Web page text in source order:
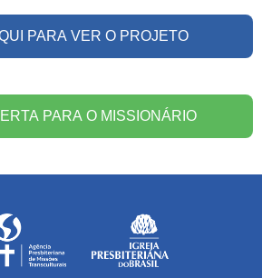
PARA VER O PROJETO
PARA O MISSIONÁRIO